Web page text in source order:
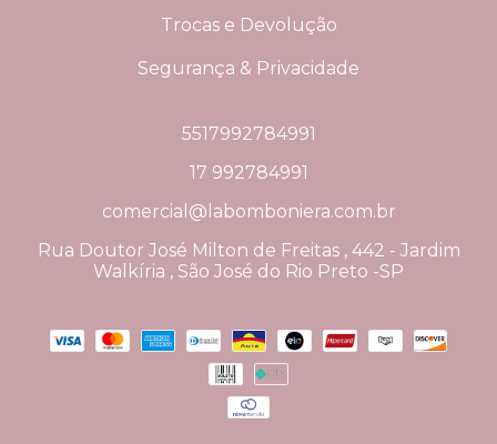
Trocas e Devolução
Segurança & Privacidade
5517992784991
17 992784991
comercial@labomboniera.com.br
Rua Doutor José Milton de Freitas , 442 - Jardim
Walkíria , São José do Rio Preto -SP